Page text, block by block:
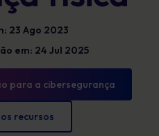
23 Ago 2023
em: 24 Jul 2025
para a cibersegurança
recursos